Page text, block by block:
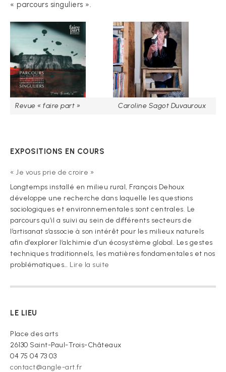
« parcours singuliers ».
Revue « faire part » Caroline Sagot Duvauroux
EXPOSITIONS EN COURS
« Je vous prie de croire »
Longtemps installé en milieu rural, François Dehoux
développe une recherche dans laquelle les questions
sociologiques et environnementales sont centrales. Le
parcours qu’il a suivi au sein de différents secteurs de
l’artisanat s’associe à son intérêt pour les milieux naturels
afin d’explorer l’alchimie d’un écosystème global. Les gestes
techniques traditionnels, les matières fondamentales et nos
problématiques… Lire la suite
vous
LE LIEU
Place des arts
26130 Saint-Paul-Trois-Châteaux
04 75 04 73 03
contact@angle-art.fr